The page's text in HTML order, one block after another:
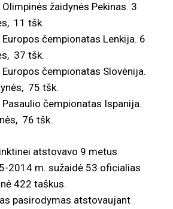
žaidynės Pekinas. 3
11 tšk.
čempionatas Lenkija. 6
37 tšk.
čempionatas Slovėnija.
75 tšk.
čempionatas Ispanija.
76 tšk.
atstovavo 9 metus
2014 m. sužaidė 53 oficialias
422 taškus.
pasirodymas atstovaujant